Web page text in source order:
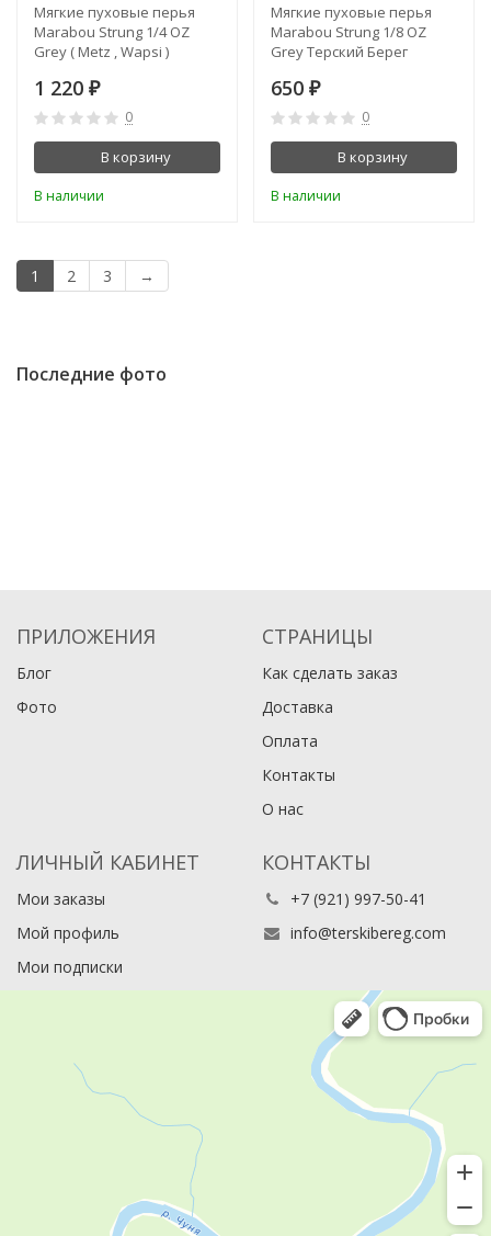
Мягкие пуховые перья
Marabou Strung 1/4 OZ
Grey ( Metz , Wapsi )
1 220 ₽
0
В корзину
В наличии
Мягкие пуховые перья
Marabou Strung 1/8 OZ
Grey Терский Берег
650 ₽
0
В корзину
В наличии
1 2 3 →
Последние фото
ПРИЛОЖЕНИЯ
Блог
Фото
СТРАНИЦЫ
Как сделать заказ
Доставка
Оплата
Контакты
О нас
ЛИЧНЫЙ КАБИНЕТ
Мои заказы
Мой профиль
Мои подписки
КОНТАКТЫ
+7 (921) 997-50-41
info@terskibereg.com